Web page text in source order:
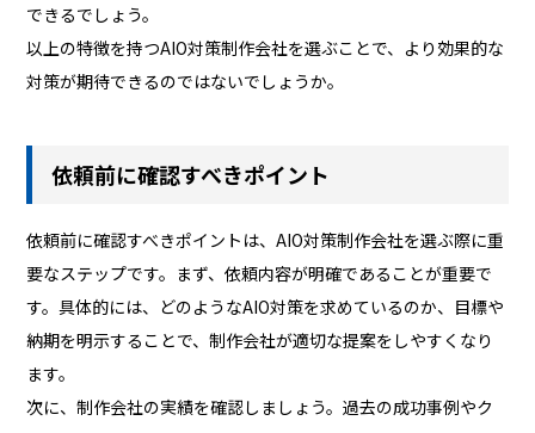
できるでしょう。
以上の特徴を持つAIO対策制作会社を選ぶことで、より効果的な
対策が期待できるのではないでしょうか。
依頼前に確認すべきポイント
依頼前に確認すべきポイントは、AIO対策制作会社を選ぶ際に重
要なステップです。まず、依頼内容が明確であることが重要で
す。具体的には、どのようなAIO対策を求めているのか、目標や
納期を明示することで、制作会社が適切な提案をしやすくなり
ます。
次に、制作会社の実績を確認しましょう。過去の成功事例やク